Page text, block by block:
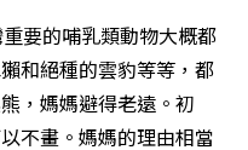
要的哺乳類動物大概都
和絕種的雲豹等等，都
，媽媽避得老遠。初
不畫。媽媽的理由相當